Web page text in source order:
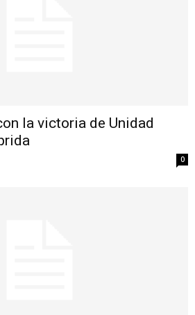
la victoria de Unidad
0